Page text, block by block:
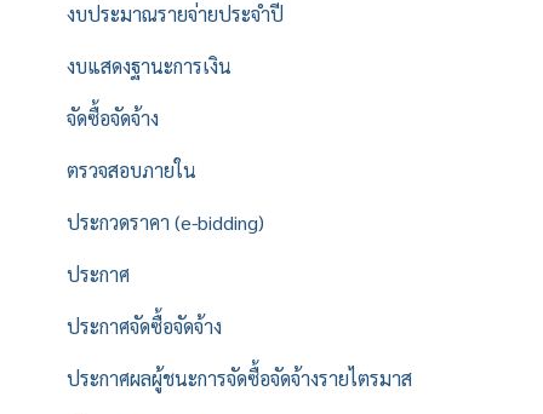
งบประมาณรายจ่ายประจำปี
งบแสดงฐานะการเงิน
จัดซื้อจัดจ้าง
ตรวจสอบภายใน
ประกวดราคา (e-bidding)
ประกาศ
ประกาศจัดซื้อจัดจ้าง
ประกาศผลผู้ชนะการจัดซื้อจัดจ้างรายไตรมาส